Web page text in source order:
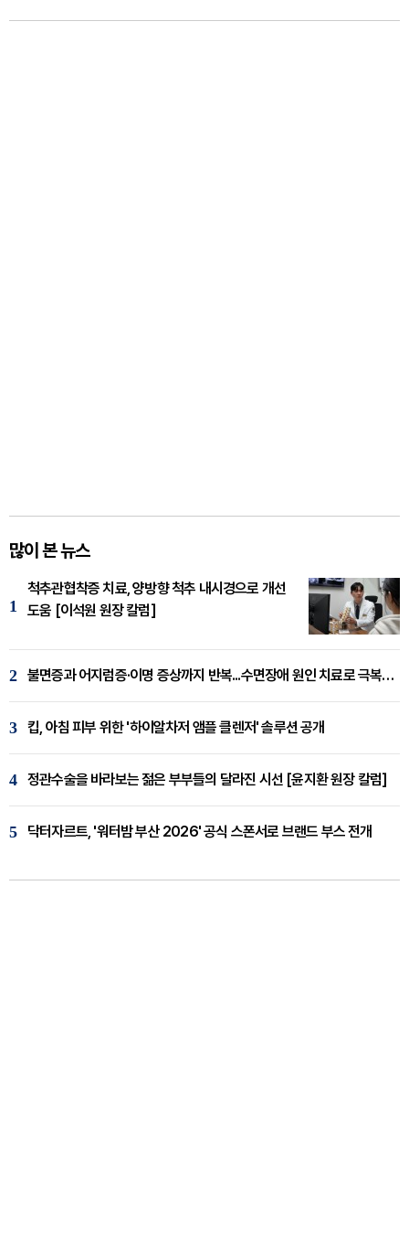
많이 본 뉴스
1
척추관협착증 치료, 양방향 척추 내시경으로 개선
도움 [이석원 원장 칼럼]
2 불면증과 어지럼증·이명 증상까지 반복...수면장애 원인 치료로 극복해야
3 킵, 아침 피부 위한 '하이알차저 앰플 클렌저' 솔루션 공개
4 정관수술을 바라보는 젊은 부부들의 달라진 시선 [윤지환 원장 칼럼]
5 닥터자르트, '워터밤 부산 2026' 공식 스폰서로 브랜드 부스 전개